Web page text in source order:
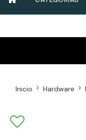
Inicio Hardware